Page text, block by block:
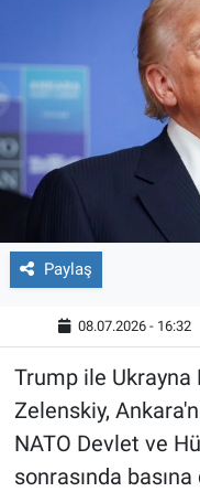
Paylaş
08.07.2026 - 16:32
Trump ile Ukrayna
Zelenskiy,
⁠NATO Devlet ve
sonrasında